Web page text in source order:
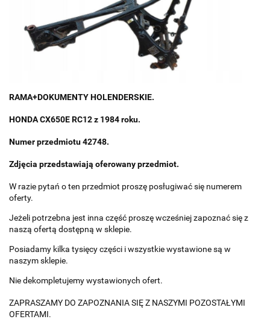
RAMA+DOKUMENTY HOLENDERSKIE.
HONDA CX650E RC12 z 1984 roku.
Numer przedmiotu 42748.
Zdjęcia przedstawiają oferowany przedmiot.
W razie pytań o ten przedmiot proszę posługiwać się numerem
oferty.
Jeżeli potrzebna jest inna część proszę wcześniej zapoznać się z
naszą ofertą dostępną w sklepie.
Posiadamy kilka tysięcy części i wszystkie wystawione są w
naszym sklepie.
Nie dekompletujemy wystawionych ofert.
ZAPRASZAMY DO ZAPOZNANIA SIĘ Z NASZYMI POZOSTAŁYMI
OFERTAMI.